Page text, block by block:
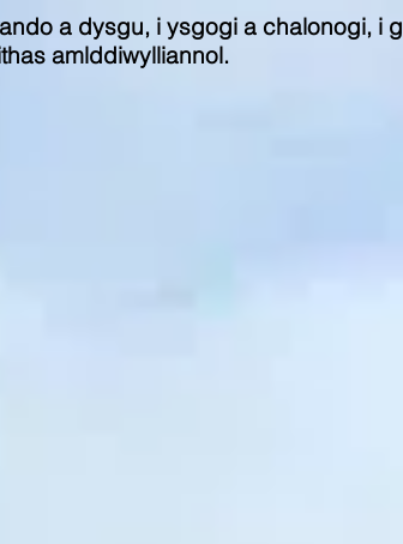
a dysgu, i ysgogi a chalonogi, i
amlddiwylliannol.